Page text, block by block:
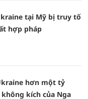
tại Mỹ bị truy tố
hợp pháp
hơn một tỷ
kích của Nga